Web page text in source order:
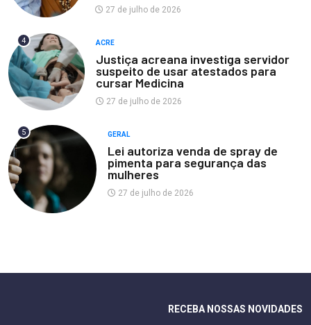
27 de julho de 2026
4 ACRE
Justiça acreana investiga servidor
suspeito de usar atestados para
cursar Medicina
27 de julho de 2026
5 GERAL
Lei autoriza venda de spray de
pimenta para segurança das
mulheres
27 de julho de 2026
RECEBA NOSSAS NOVIDADES